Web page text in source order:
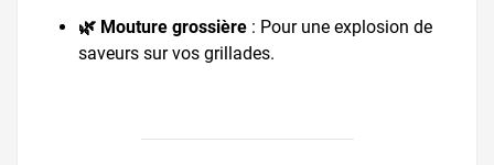
🌿 Mouture grossière : Pour une explosion de
saveurs sur vos grillades.